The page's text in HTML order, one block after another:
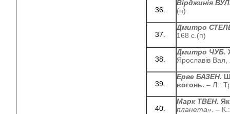
Вірджинія
(п)
Дмитро
168 с.(п)
Дмитро ЧУБ.
Ярославів
Ерве БАЗЕН.
вогонь. – Л.:
Марк ТВЕН.
планета». –